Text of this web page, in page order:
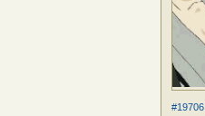
#19706